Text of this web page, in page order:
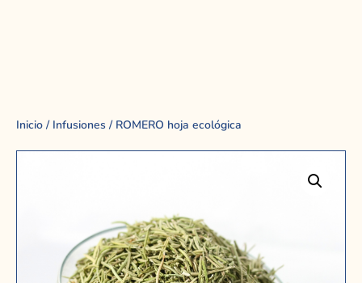
Inicio / Infusiones / ROMERO hoja ecológica